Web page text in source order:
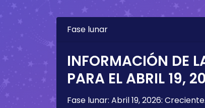
Fase lunar
INFORMACIÓN DE
PARA EL ABRIL 19,
Fase lunar: Abril 19, 2026: Creciente